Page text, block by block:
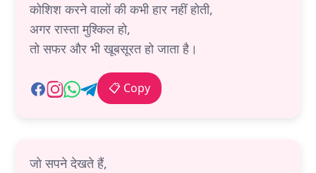
कोशिश करने वालों की कभी हार नहीं होती,
अगर रास्ता मुश्किल हो,
तो सफर और भी खूबसूरत हो जाता है।
📋 Copy
जो सपने देखते हैं,